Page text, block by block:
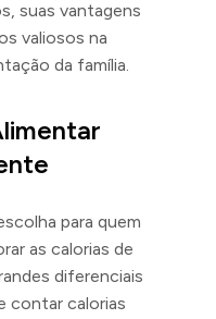
suas vantagens
valiosos na
da família.
para quem
as calorias de
diferenciais
contar calorias